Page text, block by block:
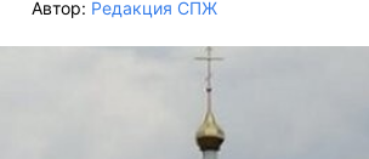
Автор: Редакция СПЖ